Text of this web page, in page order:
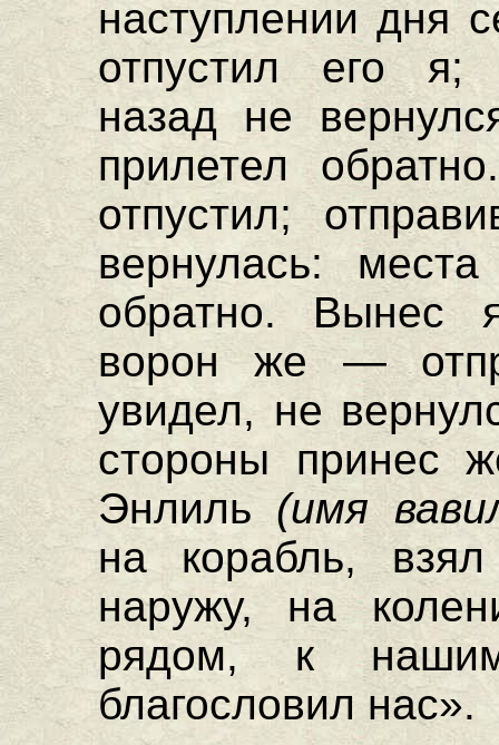
наступлении дня
отпустил его я;
назад не
прилетел
отпустил;
вернулась:
обратно. Вынес
ворон же —
увидел, не
стороны принес
Энлиль(имя
на корабль,
наружу, на
рядом, к
благословил нас».